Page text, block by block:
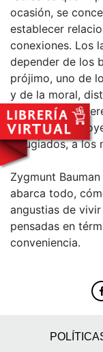
ocasión, se
establecer
conexiones. Los
depender de los
prójimo, uno de
y de la moral,
extraños. Los
los diversos
refugiados, a los
Zygmunt
abarca todo,
angustias de
pensadas en
conveniencia.